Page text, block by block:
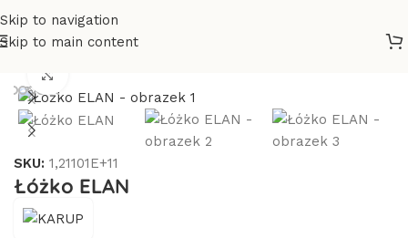
Skip to navigation
Skip to main content
SKU: 1,21101E+11
Łóżko ELAN